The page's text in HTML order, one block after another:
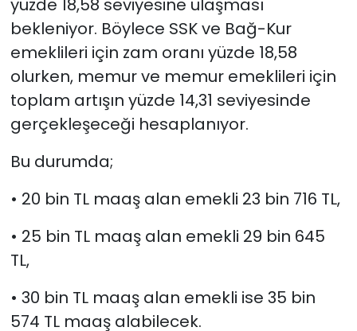
bekleniyor. Böylece SSK ve Bağ-Kur
emeklileri için zam oranı yüzde 18,58
olurken, memur ve memur emeklileri için
toplam artışın yüzde 14,31 seviyesinde
gerçekleşeceği hesaplanıyor.
Bu durumda;
• 20 bin TL maaş alan emekli 23 bin 716 TL,
• 25 bin TL maaş alan emekli 29 bin 645
TL,
• 30 bin TL maaş alan emekli ise 35 bin
574 TL maaş alabilecek.